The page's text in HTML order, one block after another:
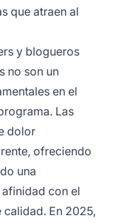
que atraen al
y blogueros
no son un
en el
Las
dolor
ofreciendo
una
con el
En 2025,